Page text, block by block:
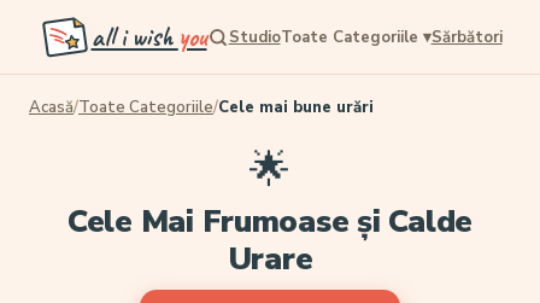
all i wish you StudioToate Categoriile ▾Sărbători
Acasă/Toate Categoriile/Cele mai bune urări
🌟
Cele Mai Frumoase și Calde
Urare